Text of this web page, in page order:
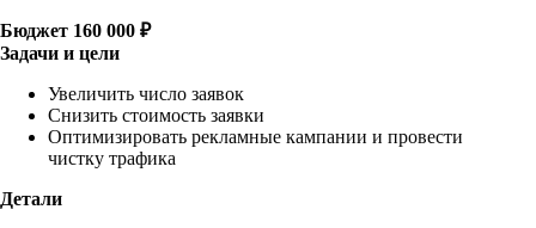
Бюджет 160 000 ₽
Задачи и цели
Увеличить число заявок
Снизить стоимость заявки
Оптимизировать рекламные кампании и провести
чистку трафика
Детали